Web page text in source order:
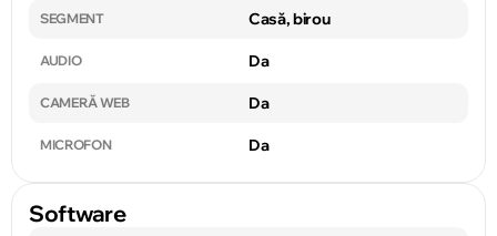
SEGMENT Casă, birou
AUDIO Da
CAMERĂ WEB Da
MICROFON Da
Software